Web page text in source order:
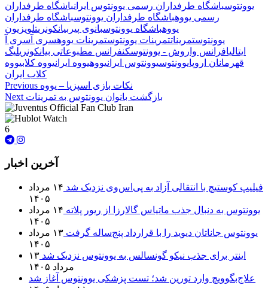
یوونتوسباشگاه طرفداران رسمی یوونتوس ایرانباشگاه طرفداران
رسمی یووهباشگاه طرفداران یوونتوسباشگاه طرفداران
یووهباشگاه یوونتوسبانوی پیر بیانکونریتلویزیون
یوونتوستمریناتتمرینات یوونتوستمرینات یووهسری آ سری آ
ایتالیافرانس واروش - یوونتوسکنفرانس مطبوعاتی بیانکونریلیگ
قهرمانان اروپایوونتوسیوونتوس ایرانیووهیووه ایرانیووه کلابیووه
کلاب ایران
Previous نکات بازی اسپزیا – یووه
Next بازگشت بانوان یوونتوس به تمرینات
6
آخرین اخبار
فیلیپ کوستیچ با انتقالی آزاد به پی‌اس‌وی نزدیک شد
۱۴ مرداد
۱۴۰۵
یوونتوس به دنبال جذب ماتیاس گالارزا از ریور پلاته
۱۴ مرداد
۱۴۰۵
یوونتوس جاناتان دیوید را با قرارداد پنج‌ساله گرفت
۱۳ مرداد
۱۴۰۵
اینتر برای جذب نیکو گونسالس به یوونتوس نزدیک شد ۱۳
مرداد ۱۴۰۵
علاج‌بگوویچ وارد تورین شد؛ تست پزشکی یوونتوس آغاز شد